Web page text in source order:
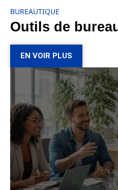
BUREAUTIQUE
Outils de
EN VOIR PLUS